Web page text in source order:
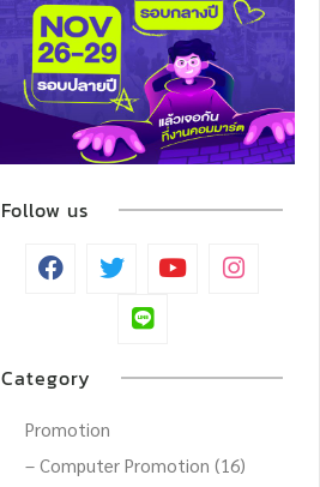
Follow us
Category
Promotion
– Computer Promotion (16)